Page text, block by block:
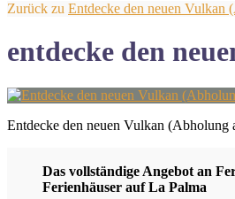
Zurück zu Entdecke den neuen Vulkan
entdecke den
Entdecke den neuen Vulkan (Abholung
Das vollständige Angebot an
Ferienhäuser auf La Palma